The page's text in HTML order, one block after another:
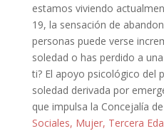
estamos viviendo
19, la sensación de
personas puede verse
soledad o has perdido a
ti? El apoyo psicológico del
soledad derivada por
que impulsa la Concejalía de
Sociales, Mujer, Tercera